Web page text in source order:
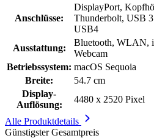
Anschlüsse:
DisplayPort,
Thunderbolt, USB
USB4
Ausstattung:
Bluetooth, WLAN,
Webcam
Betriebssystem: macOS Sequoia
Breite:
54.7 cm
Display-
Auflösung:
4480 x 2520 Pixel
Alle Produktdetails
Günstigster Gesamtpreis